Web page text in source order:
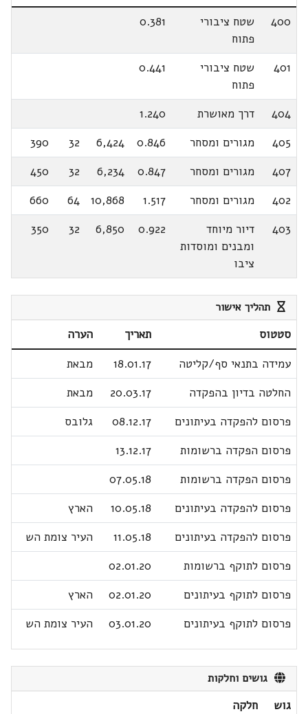
400
שטח ציבורי
פתוח
0.381
401
שטח ציבורי
פתוח
0.441
404 דרך מאושרת
1.240
405
מגורים ומסחר 0.846
6,424
32
390
407
מגורים ומסחר 0.847
6,234
32
450
402
מגורים ומסחר 1.517
10,868
64
660
403
דיור מיוחד
ומבנים ומוסדות
ציבו
0.922
6,850
32
350
תהליך אישור
סטטוס תאריך
הערה
עמידה בתנאי סף/קליטה
18.01.17
מבאת
החלטה בדיון בהפקדה
20.03.17
מבאת
פרסום להפקדה בעיתונים
08.12.17
גלובס
פרסום הפקדה ברשומות
13.12.17
פרסום הפקדה ברשומות
07.05.18
פרסום להפקדה בעיתונים
10.05.18
הארץ
פרסום להפקדה בעיתונים
11.05.18
העיר צומת הש
פרסום לתוקף ברשומות
02.01.20
פרסום לתוקף בעיתונים
02.01.20
הארץ
פרסום לתוקף בעיתונים
03.01.20 העיר צומת הש
גושים וחלקות
גוש
חלקה